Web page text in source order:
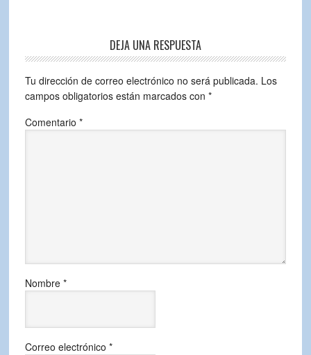
DEJA UNA RESPUESTA
Tu dirección de correo electrónico no será publicada. Los
campos obligatorios están marcados con *
Comentario *
Nombre *
Correo electrónico *